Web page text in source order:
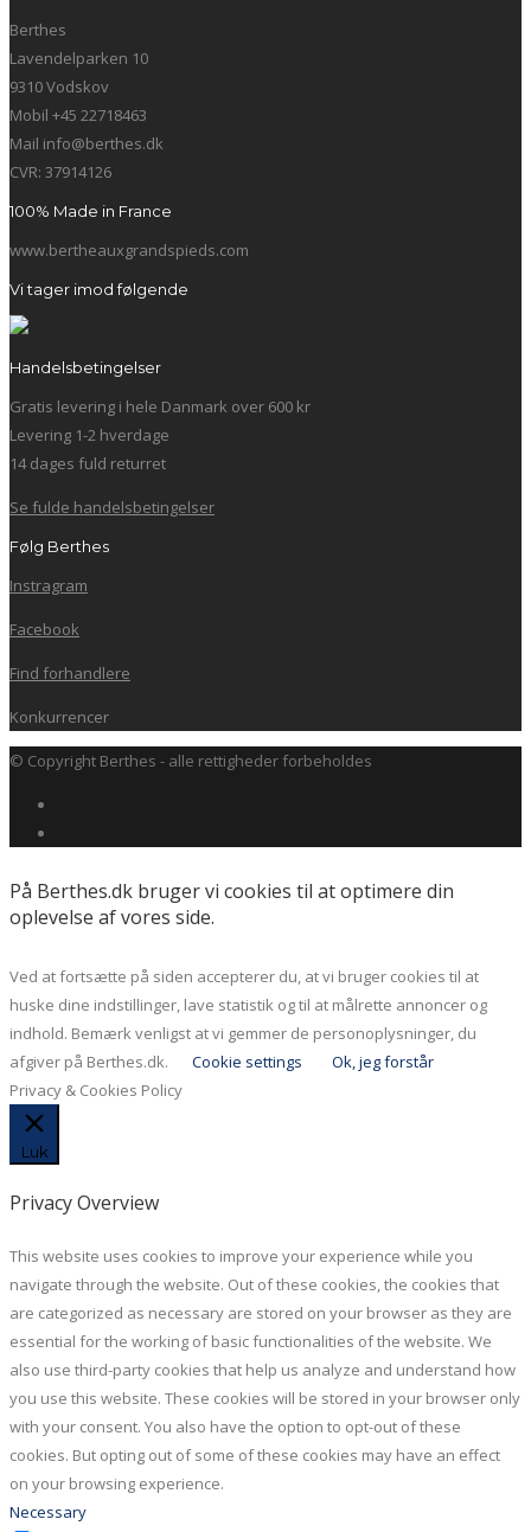
Berthes
Lavendelparken 10
9310 Vodskov
Mobil +45 22718463
Mail info@berthes.dk
CVR: 37914126
100% Made in France
www.bertheauxgrandspieds.com
Vi tager imod følgende
Handelsbetingelser
Gratis levering i hele Danmark over 600 kr
Levering 1-2 hverdage
14 dages fuld returret
Se fulde handelsbetingelser
Følg Berthes
Instragram
Facebook
Find forhandlere
Konkurrencer
© Copyright Berthes - alle rettigheder forbeholdes
På Berthes.dk bruger vi cookies til at optimere din
oplevelse af vores side.
Ved at fortsætte på siden accepterer du, at vi bruger cookies til at
huske dine indstillinger, lave statistik og til at målrette annoncer og
indhold. Bemærk venligst at vi gemmer de personoplysninger, du
afgiver på Berthes.dk.
Cookie settings
Ok, jeg forstår
Privacy & Cookies Policy
Luk
Privacy Overview
This website uses cookies to improve your experience while you
navigate through the website. Out of these cookies, the cookies that
are categorized as necessary are stored on your browser as they are
essential for the working of basic functionalities of the website. We
also use third-party cookies that help us analyze and understand how
you use this website. These cookies will be stored in your browser only
with your consent. You also have the option to opt-out of these
cookies. But opting out of some of these cookies may have an effect
on your browsing experience.
Necessary